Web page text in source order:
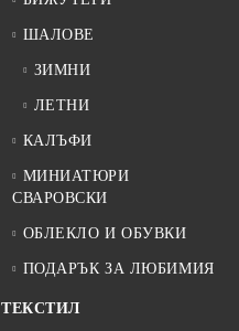
ШАЛОВЕ
ЗИМНИ
ЛЕТНИ
КАЛЪФИ
МИНИАТЮРИ
СВАРОВСКИ
ОБЛЕКЛО И ОБУВКИ
ПОДАРЪК ЗА ЛЮБИМИЯ
ТЕКСТИЛ